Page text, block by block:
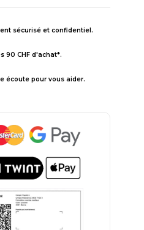
sécurisé et confidentiel.
90 CHF d'achat*.
écoute pour vous aider.